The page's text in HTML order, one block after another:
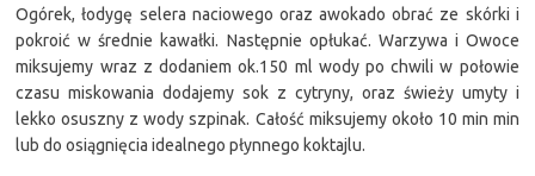
Ogórek, łodygę selera naciowego oraz awokado obrać ze skórki i
pokroić w średnie kawałki. Następnie opłukać. Warzywa i Owoce
miksujemy wraz z dodaniem ok.150 ml wody po chwili w połowie
czasu miskowania dodajemy sok z cytryny, oraz świeży umyty i
lekko osuszny z wody szpinak. Całość miksujemy około 10 min min
lub do osiągnięcia idealnego płynnego koktajlu.